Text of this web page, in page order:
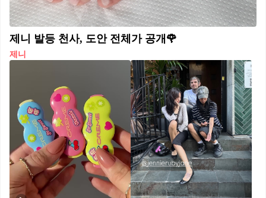
제니 발등 천사, 도안 전체가 공개🌹
제니